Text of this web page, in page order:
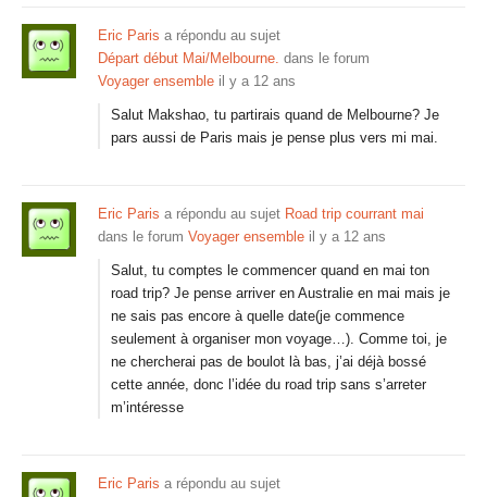
Eric Paris a répondu au sujet
Départ début Mai/Melbourne. dans le forum
Voyager ensemble il y a 12 ans
Salut Makshao, tu partirais quand de Melbourne? Je
pars aussi de Paris mais je pense plus vers mi mai.
Eric Paris a répondu au sujet Road trip courrant mai
dans le forum Voyager ensemble il y a 12 ans
Salut, tu comptes le commencer quand en mai ton
road trip? Je pense arriver en Australie en mai mais je
ne sais pas encore à quelle date(je commence
seulement à organiser mon voyage…). Comme toi, je
ne chercherai pas de boulot là bas, j’ai déjà bossé
cette année, donc l’idée du road trip sans s’arreter
m’intéresse
Eric Paris a répondu au sujet